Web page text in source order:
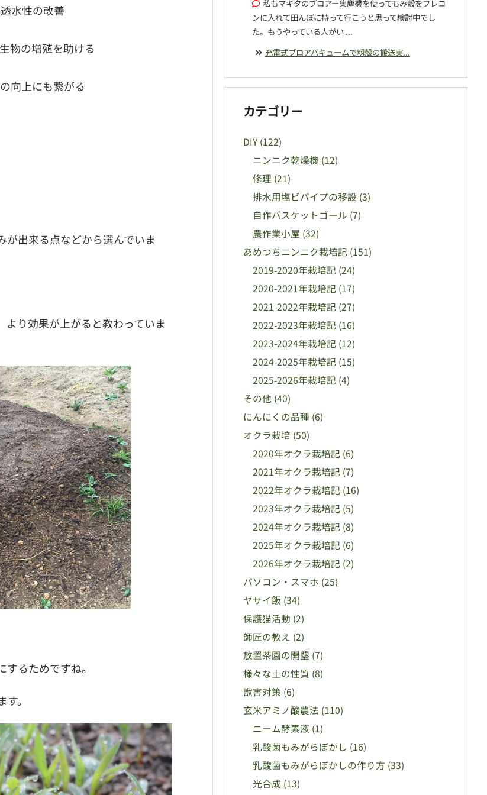
水性の改善
物の増殖を助ける
向上にも繋がる
が出来る点などから選んでいま
り効果が上がると教わっていま
るためですね。
。
私もマキタのブロアー集塵機を使ってもみ殻をフレコ
ンに入れて田んぼに持って行こうと思って検討中でし
た。もうやっている人がい ...
充電式ブロアバキュームで籾殻の搬送実...
カテゴリー
DIY (122)
ニンニク乾燥機 (12)
修理 (21)
排水用塩ビパイプの移設 (3)
自作バスケットゴール (7)
農作業小屋 (32)
あめつちニンニク栽培記 (151)
2019-2020年栽培記 (24)
2020-2021年栽培記 (17)
2021-2022年栽培記 (27)
2022-2023年栽培記 (16)
2023-2024年栽培記 (12)
2024-2025年栽培記 (15)
2025-2026年栽培記 (4)
その他 (40)
にんにくの品種 (6)
オクラ栽培 (50)
2020年オクラ栽培記 (6)
2021年オクラ栽培記 (7)
2022年オクラ栽培記 (16)
2023年オクラ栽培記 (5)
2024年オクラ栽培記 (8)
2025年オクラ栽培記 (6)
2026年オクラ栽培記 (2)
パソコン・スマホ (25)
ヤサイ飯 (34)
保護猫活動 (2)
師匠の教え (2)
放置茶園の開墾 (7)
様々な土の性質 (8)
獣害対策 (6)
玄米アミノ酸農法 (110)
ニーム酵素液 (1)
乳酸菌もみがらぼかし (16)
乳酸菌もみがらぼかしの作り方 (33)
光合成 (13)